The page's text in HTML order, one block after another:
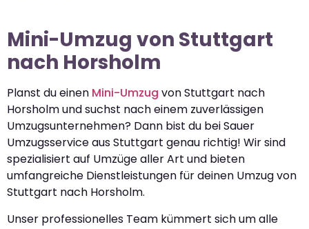
Mini-Umzug von Stuttgart
nach Horsholm
Planst du einen Mini-Umzug von Stuttgart nach
Horsholm und suchst nach einem zuverlässigen
Umzugsunternehmen? Dann bist du bei Sauer
Umzugsservice aus Stuttgart genau richtig! Wir sind
spezialisiert auf Umzüge aller Art und bieten
umfangreiche Dienstleistungen für deinen Umzug von
Stuttgart nach Horsholm.
Unser professionelles Team kümmert sich um alle